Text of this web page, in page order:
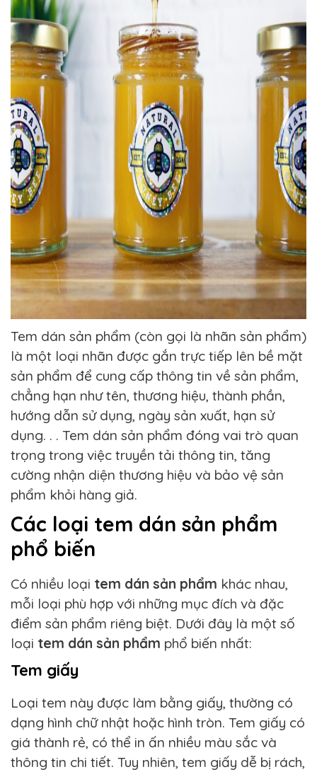
Tem dán sản phẩm (còn gọi là nhãn sản phẩm)
là một loại nhãn được gắn trực tiếp lên bề mặt
sản phẩm để cung cấp thông tin về sản phẩm,
chẳng hạn như tên, thương hiệu, thành phần,
hướng dẫn sử dụng, ngày sản xuất, hạn sử
dụng. . . Tem dán sản phẩm đóng vai trò quan
trọng trong việc truyền tải thông tin, tăng
cường nhận diện thương hiệu và bảo vệ sản
phẩm khỏi hàng giả.
Các loại tem dán sản phẩm
phổ biến
Có nhiều loại tem dán sản phẩm khác nhau,
mỗi loại phù hợp với những mục đích và đặc
điểm sản phẩm riêng biệt. Dưới đây là một số
loại tem dán sản phẩm phổ biến nhất:
Tem giấy
Loại tem này được làm bằng giấy, thường có
dạng hình chữ nhật hoặc hình tròn. Tem giấy có
giá thành rẻ, có thể in ấn nhiều màu sắc và
thông tin chi tiết. Tuy nhiên, tem giấy dễ bị rách,